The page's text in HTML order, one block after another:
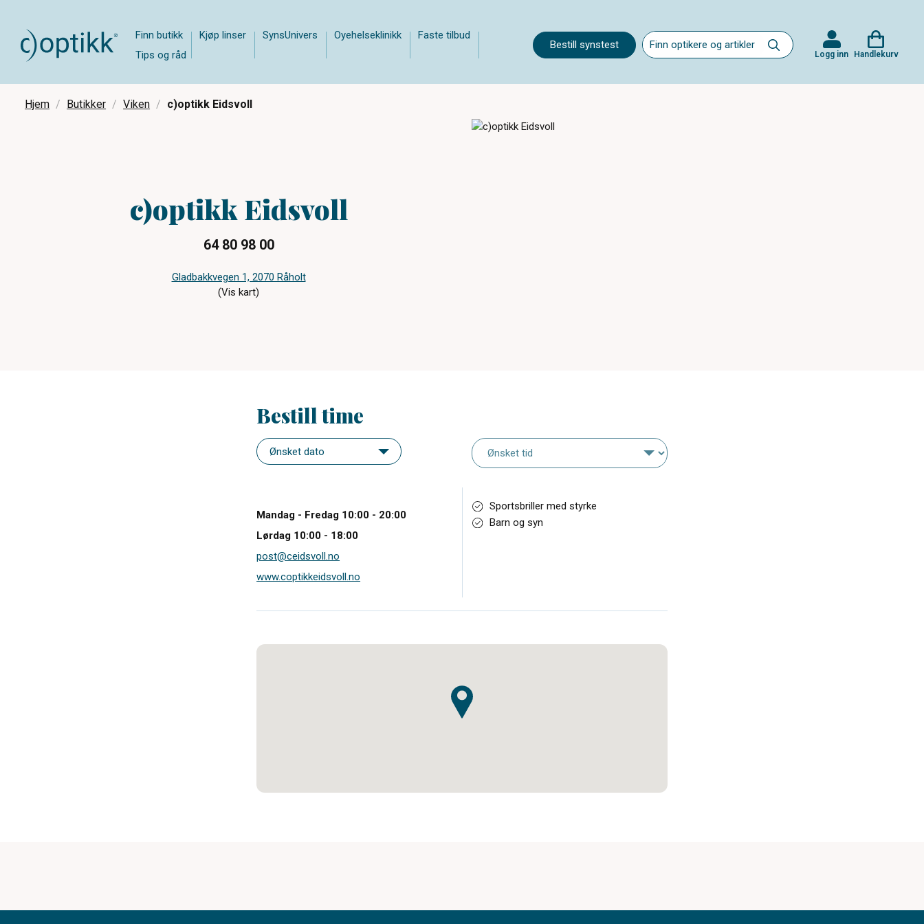
Bestill synstest
Finn butikk Kjøp linser SynsUnivers Oyehelseklinikk
Faste tilbud
Tips og råd
Logg inn Handlekurv
Hjem Butikker Viken c)optikk Eidsvoll
c)optikk Eidsvoll
64 80 98 00
Gladbakkvegen 1, 2070 Råholt
(Vis kart)
Bestill time
Mandag - Fredag 10:00 - 20:00
Lørdag 10:00 - 18:00
post@ceidsvoll.no
www.coptikkeidsvoll.no
Sportsbriller med styrke
Barn og syn